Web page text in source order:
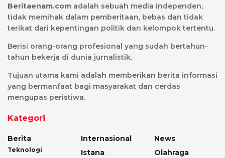
Beritaenam.com adalah sebuah media independen,
tidak memihak dalam pemberitaan, bebas dan tidak
terikat dari kepentingan politik dan kelompok tertentu.
Berisi orang-orang profesional yang sudah bertahun-
tahun bekerja di dunia jurnalistik.
Tujuan utama kami adalah memberikan berita informasi
yang bermanfaat bagi masyarakat dan cerdas
mengupas peristiwa.
Kategori
Berita
Teknologi
Internasional
Istana
News
Olahraga